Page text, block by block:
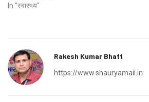
In "स्वास्थ्य"
Rakesh Kumar Bhatt
https://www.shauryamail.in